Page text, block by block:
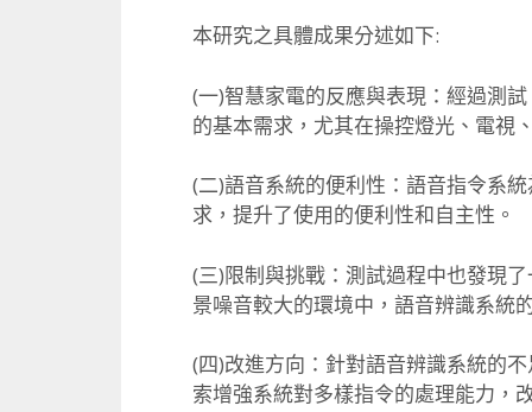
本研究之具體成果分述如下:
(一)智慧家電的反應與表現：經過測
的基本需求， 尤其在操控燈光、電視
(二)語音系統的便利性：語音指令系
求，提升了使用的便利性和自主性。
(三)限制與挑戰：測試過程中也發現
景噪音較大的環境中，語音辨識系統
(四)改進方向：針對語音辨識系統的
索增強系統對多樣指令的處理能力，